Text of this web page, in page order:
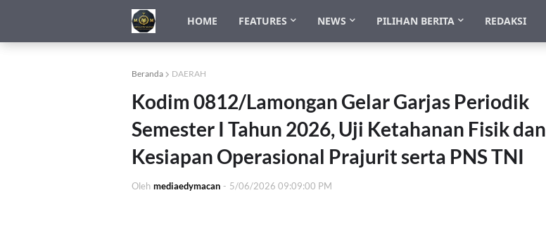
HOME FEATURES NEWS PILIHAN BERITA REDAKSI
Beranda DAERAH
Kodim 0812/Lamongan Gelar Garjas Periodik
Semester I Tahun 2026, Uji Ketahanan Fisik dan
Kesiapan Operasional Prajurit serta PNS TNI
Oleh mediaedymacan - 5/06/2026 09:09:00 PM